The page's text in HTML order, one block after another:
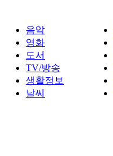
음악
영화
도서
TV/방송
생활정보
날씨